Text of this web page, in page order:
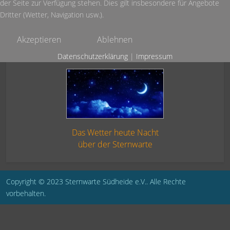
Das Wetter heute Nacht
über der Sternwarte
Copyright © 2023 Sternwarte Südheide e.V.. Alle Rechte
vorbehalten.
der Seite zur Verfügung stehen. Dies gilt insbesondere für Angebote
Dritter (Wetter, Navigation usw.).
Akzeptieren Ablehnen
Datenschutzerklärung | Impressum